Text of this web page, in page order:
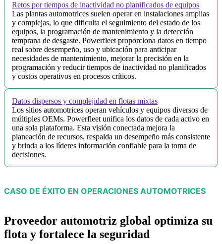
Retos por tiempos de inactividad no planificados de equipos
Las plantas automotrices suelen operar en instalaciones amplias
y complejas, lo que dificulta el seguimiento del estado de los
equipos, la programación de mantenimiento y la detección
temprana de desgaste. Powerfleet proporciona datos en tiempo
real sobre desempeño, uso y ubicación para anticipar
necesidades de mantenimiento, mejorar la precisión en la
programación y reducir tiempos de inactividad no planificados
y costos operativos en procesos críticos.
Datos dispersos y complejidad en flotas mixtas
Los sitios automotrices operan vehículos y equipos diversos de
múltiples OEMs. Powerfleet unifica los datos de cada activo en
una sola plataforma. Esta visión conectada mejora la
planeación de recursos, respalda un desempeño más consistente
y brinda a los líderes información confiable para la toma de
decisiones.
CASO DE ÉXITO EN OPERACIONES AUTOMOTRICES
Proveedor automotriz global optimiza su
flota y fortalece la seguridad